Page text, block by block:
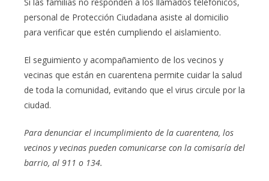
personal de Protección Ciudadana asiste al domicilio
para verificar que estén cumpliendo el aislamiento.
El seguimiento y acompañamiento de los vecinos y
vecinas que están en cuarentena permite cuidar la salud
de toda la comunidad, evitando que el virus circule por la
ciudad.
Para denunciar el incumplimiento de la cuarentena, los
vecinos y vecinas pueden comunicarse con la comisaría del
barrio, al 911 o 134.